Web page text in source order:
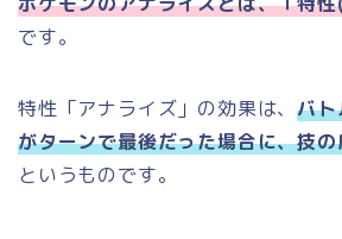
です。
特性「アナライズ」の効果は、バ
がターンで最後だった場合に、技
というものです。